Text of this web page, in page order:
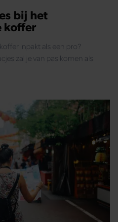
bij het
koffer
inpakt als een pro?
zal je van pas komen als